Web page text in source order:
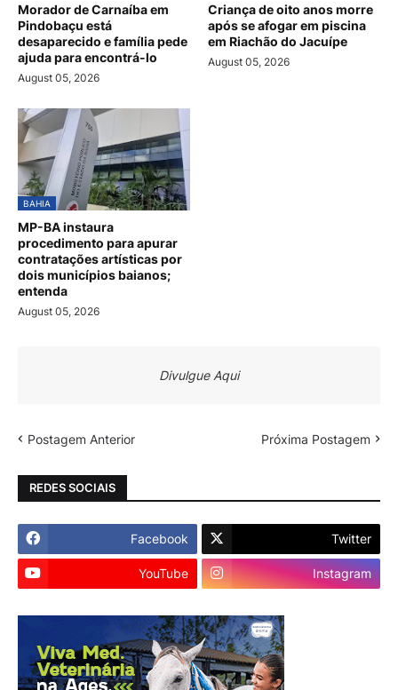
Morador de Carnaíba em
Pindobaçu está
desaparecido e família pede
ajuda para encontrá-lo
August 05, 2026
Criança de oito anos morre
após se afogar em piscina
em Riachão do Jacuípe
August 05, 2026
BAHIA
MP-BA instaura
procedimento para apurar
contratações artísticas por
dois municípios baianos;
entenda
August 05, 2026
Divulgue Aqui
Postagem Anterior Próxima Postagem
REDES SOCIAIS
Facebook Twitter
YouTube Instagram